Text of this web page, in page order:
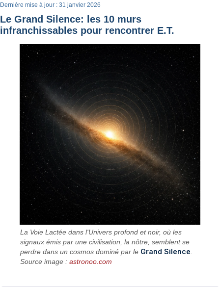
Dernière mise à jour : 31 janvier 2026
Le Grand Silence: les 10 murs
infranchissables pour rencontrer E.T.
La Voie Lactée dans l'Univers profond et noir, où les
signaux émis par une civilisation, la nôtre, semblent se
perdre dans un cosmos dominé par le Grand Silence.
Source image :astronoo.com